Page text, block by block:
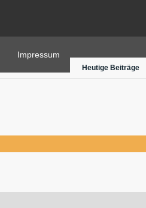
Impressum
Heutige Beiträge